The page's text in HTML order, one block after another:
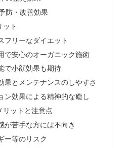
防・改善効果
ット
フリーなダイエット
で安心のオーガニック施術
で小顔効果も期待
果とメンテナンスのしやすさ
ン効果による精神的な癒し
リットと注意点
が苦手な方には不向き
ー等のリスク